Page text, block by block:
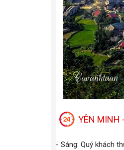
YÊN MINH
- Sáng: Quý khách